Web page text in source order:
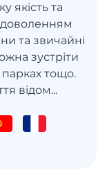
якість та
та звичайні
зустріти
парках тощо.
відом...